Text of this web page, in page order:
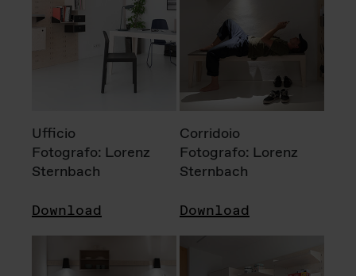
Ufficio
Fotografo: Lorenz
Sternbach
Download
Corridoio
Fotografo: Lorenz
Sternbach
Download